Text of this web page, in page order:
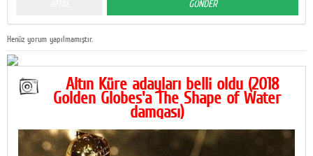
Henüz yorum yapılmamıştır.
Altın Küre adayları belli oldu (2018
Golden Globes'a The Shape of Water
damgası)